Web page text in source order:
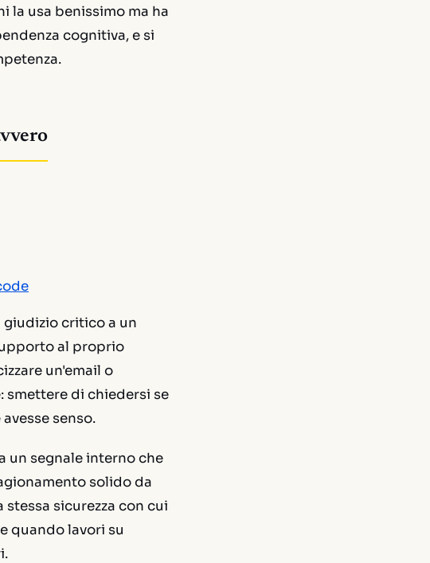
la usa benissimo ma ha
cognitiva, e si
giudizio critico a un
al proprio
un'email o
smettere di chiedersi se
senso.
un segnale interno che
solido da
sicurezza con cui
quando lavori su